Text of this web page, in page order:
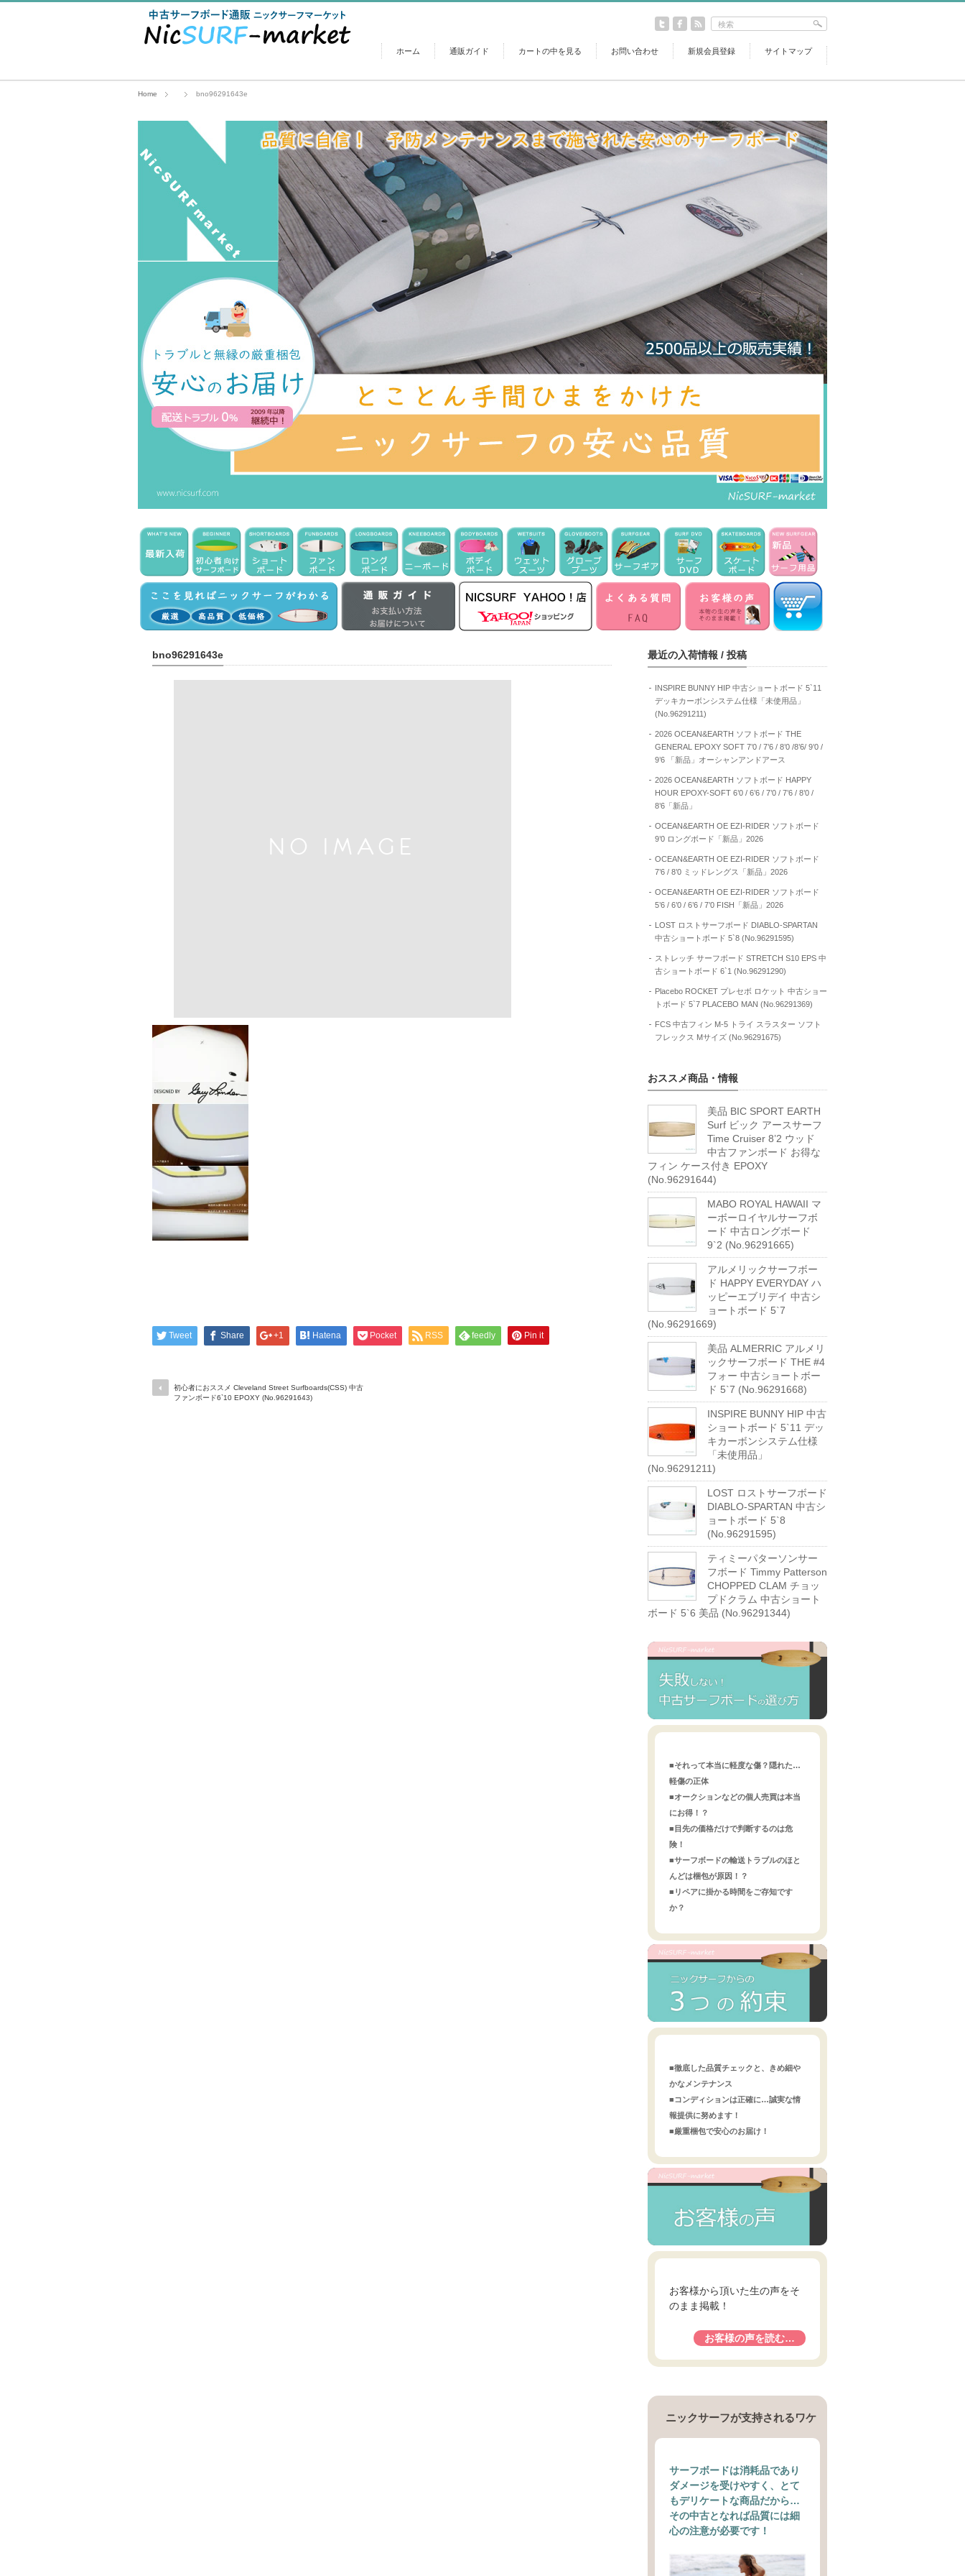
ホーム 通販ガイド カートの中を見る お問い合わせ 新規会員登録 サイトマップ
Home bno96291643e
bno96291643e
Tweet Share +1 Hatena Pocket RSS feedly Pin it
初心者におススメ Cleveland Street Surfboards(CSS) 中古
ファンボード6`10 EPOXY (No.96291643)
最近の入荷情報 / 投稿
INSPIRE BUNNY HIP 中古ショートボード 5`11
デッキカーボンシステム仕様「未使用品」
(No.96291211)
2026 OCEAN&EARTH ソフトボード THE
GENERAL EPOXY SOFT 7’0 / 7’6 / 8’0 /8’6/ 9’0 /
9’6 「新品」オーシャンアンドアース
2026 OCEAN&EARTH ソフトボード HAPPY
HOUR EPOXY-SOFT 6’0 / 6’6 / 7’0 / 7’6 / 8’0 /
8’6「新品」
OCEAN&EARTH OE EZI-RIDER ソフトボード
9’0 ロングボード「新品」2026
OCEAN&EARTH OE EZI-RIDER ソフトボード
7’6 / 8’0 ミッドレングス「新品」2026
OCEAN&EARTH OE EZI-RIDER ソフトボード
5’6 / 6’0 / 6’6 / 7’0 FISH「新品」2026
LOST ロストサーフボード DIABLO-SPARTAN
中古ショートボード 5`8 (No.96291595)
ストレッチ サーフボード STRETCH S10 EPS 中
古ショートボード 6`1 (No.96291290)
Placebo ROCKET プレセボ ロケット 中古ショー
トボード 5`7 PLACEBO MAN (No.96291369)
FCS 中古フィン M-5 トライ スラスター ソフト
フレックス Mサイズ (No.96291675)
おススメ商品・情報
美品 BIC SPORT EARTH
Surf ビック アースサーフ
Time Cruiser 8’2 ウッド
中古ファンボード お得な
フィン ケース付き EPOXY
(No.96291644)
MABO ROYAL HAWAII マ
ーボーロイヤルサーフボ
ード 中古ロングボード
9`2 (No.96291665)
アルメリックサーフボー
ド HAPPY EVERYDAY ハ
ッピーエブリデイ 中古シ
ョートボード 5`7
(No.96291669)
美品 ALMERRIC アルメリ
ックサーフボード THE #4
フォー 中古ショートボー
ド 5`7 (No.96291668)
INSPIRE BUNNY HIP 中古
ショートボード 5`11 デッ
キカーボンシステム仕様
「未使用品」
(No.96291211)
LOST ロストサーフボード
DIABLO-SPARTAN 中古シ
ョートボード 5`8
(No.96291595)
ティミーパターソンサー
フボード Timmy Patterson
CHOPPED CLAM チョッ
プドクラム 中古ショート
ボード 5`6 美品 (No.96291344)
■それって本当に軽度な傷？隠れた…
軽傷の正体
■オークションなどの個人売買は本当
にお得！？
■目先の価格だけで判断するのは危
険！
■サーフボードの輸送トラブルのほと
んどは梱包が原因！？
■リペアに掛かる時間をご存知です
か？
■徹底した品質チェックと、きめ細や
かなメンテナンス
■コンディションは正確に…誠実な情
報提供に努めます！
■厳重梱包で安心のお届け！
お客様から頂いた生の声をそ
のまま掲載！
お客様の声を読む…
ニックサーフが支持されるワケ
サーフボードは消耗品であり
ダメージを受けやすく、とて
もデリケートな商品だから…
その中古となれば品質には細
心の注意が必要です！